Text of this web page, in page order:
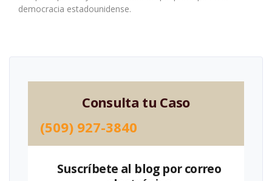
democracia estadounidense.
Consulta tu Caso
(509) 927-3840
Suscríbete al blog por correo